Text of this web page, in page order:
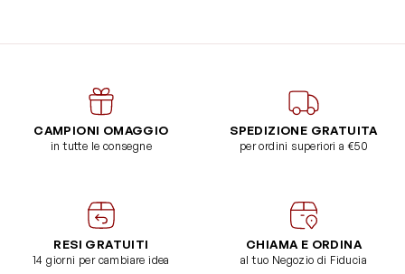
CAMPIONI OMAGGIO
in tutte le consegne
SPEDIZIONE GRATUITA
per ordini superiori a €50
RESI GRATUITI
14 giorni per cambiare idea
CHIAMA E ORDINA
al tuo Negozio di Fiducia